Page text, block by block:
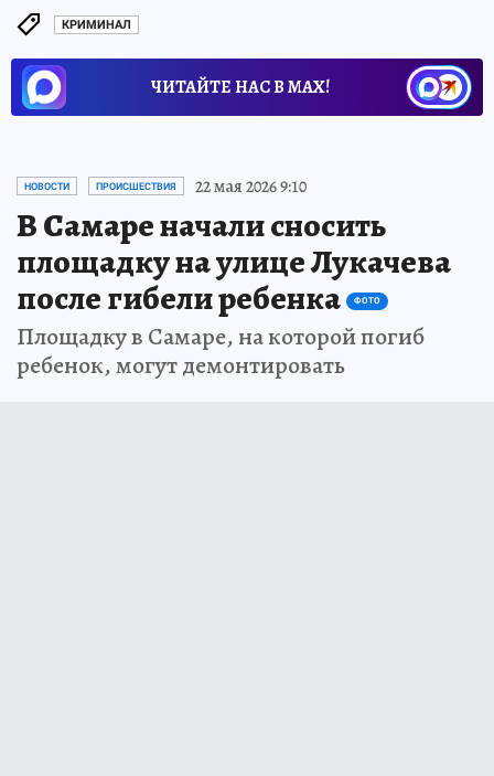
КРИМИНАЛ
ЧИТАЙТЕ НАС В МАХ!
НОВОСТИ ПРОИСШЕСТВИЯ 22 мая 2026 9:10
В Самаре начали сносить
площадку на улице Лукачева
после гибели ребенка
ФОТО
Площадку в Самаре, на которой погиб
ребенок, могут демонтировать